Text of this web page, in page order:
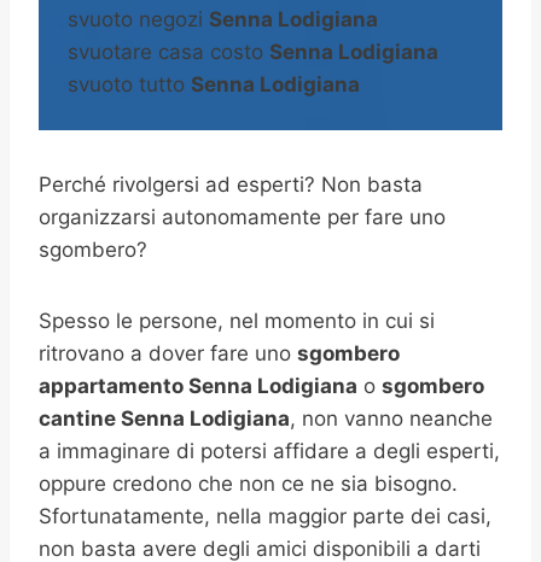
svuoto negozi Senna Lodigiana
svuotare casa costo Senna Lodigiana
svuoto tutto Senna Lodigiana
Perché rivolgersi ad esperti? Non basta
organizzarsi autonomamente per fare uno
sgombero?
Spesso le persone, nel momento in cui si
ritrovano a dover fare uno sgombero
appartamento Senna Lodigiana o sgombero
cantine Senna Lodigiana, non vanno neanche
a immaginare di potersi affidare a degli esperti,
oppure credono che non ce ne sia bisogno.
Sfortunatamente, nella maggior parte dei casi,
non basta avere degli amici disponibili a darti